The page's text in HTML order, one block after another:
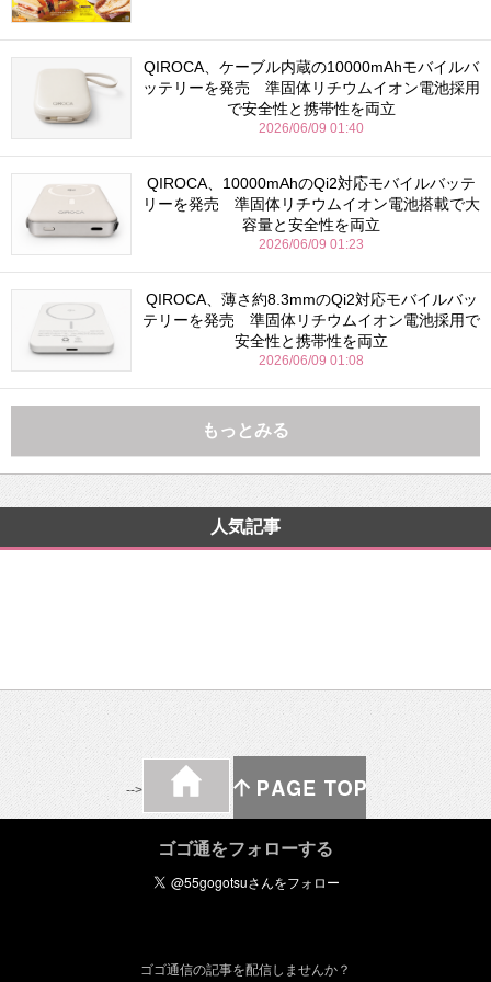
QIROCA、ケーブル内蔵の10000mAhモバイルバ
ッテリーを発売 準固体リチウムイオン電池採用
で安全性と携帯性を両立
2026/06/09 01:40
QIROCA、10000mAhのQi2対応モバイルバッテ
リーを発売 準固体リチウムイオン電池搭載で大
容量と安全性を両立
2026/06/09 01:23
QIROCA、薄さ約8.3mmのQi2対応モバイルバッ
テリーを発売 準固体リチウムイオン電池採用で
安全性と携帯性を両立
2026/06/09 01:08
もっとみる
人気記事
-->
ゴゴ通をフォローする
ゴゴ通信の記事を配信しませんか？